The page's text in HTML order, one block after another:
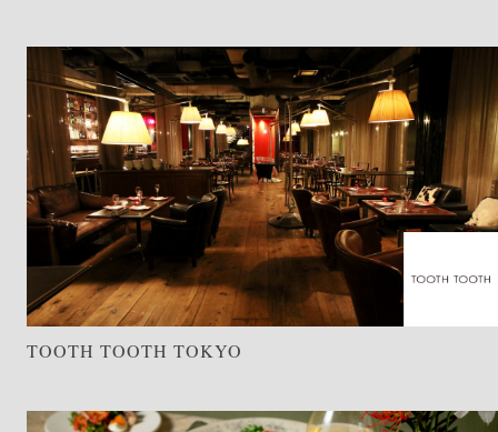
TOOTH TOOTH TOKYO